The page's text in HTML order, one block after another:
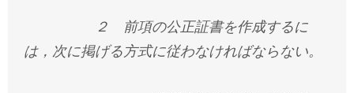
２ 前項の公正証書を作成するに
は，次に掲げる方式に従わなければならない。